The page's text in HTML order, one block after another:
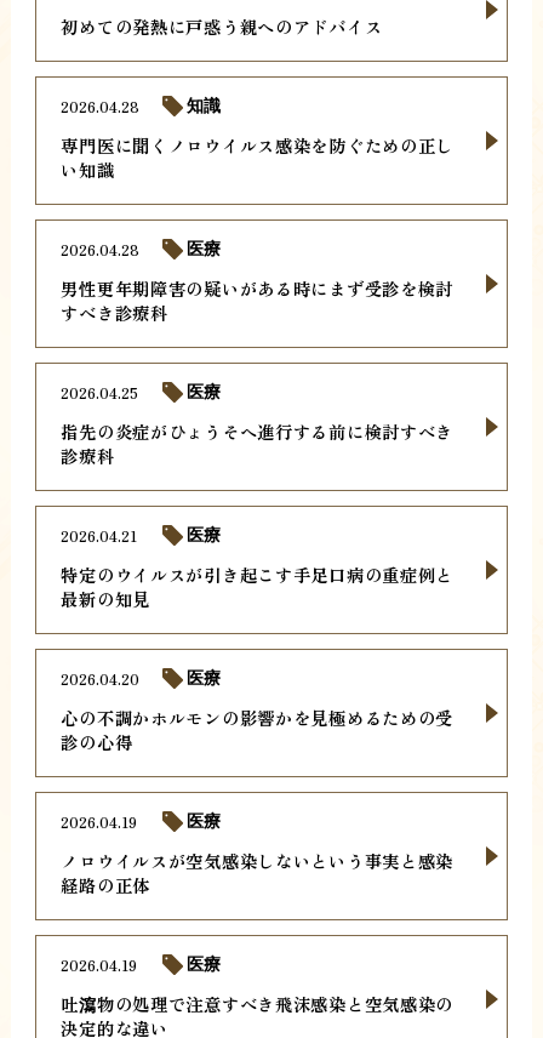
初めての発熱に戸惑う親へのアドバイス
専門医に聞くノロウイルス感染を防ぐための正し
い知識
2026.04.28 知識
男性更年期障害の疑いがある時にまず受診を検討
すべき診療科
2026.04.28 医療
指先の炎症がひょうそへ進行する前に検討すべき
診療科
2026.04.25 医療
特定のウイルスが引き起こす手足口病の重症例と
最新の知見
2026.04.21 医療
心の不調かホルモンの影響かを見極めるための受
診の心得
2026.04.20 医療
ノロウイルスが空気感染しないという事実と感染
経路の正体
2026.04.19 医療
吐瀉物の処理で注意すべき飛沫感染と空気感染の
決定的な違い
2026.04.19 医療